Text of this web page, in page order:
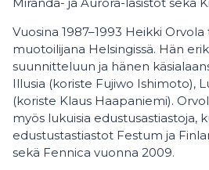
Vuosina 1987–1993 Heikki
muotoilijana Helsingissä. Hän
suunnitteluun ja hänen
Illusia (koriste Fujiwo Ishimoto),
(koriste Klaus Haapaniemi).
myös lukuisia edustusastiastoja,
edustustastiastot Festum ja
sekä Fennica vuonna 2009.